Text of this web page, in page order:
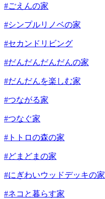
#ごえんの家
#シンプルリノベの家
#セカンドリビング
#だんだんだんだんの家
#だんだんを楽しむ家
#つながる家
#つなぐ家
#トトロの森の家
#どまどまの家
#にぎわいウッドデッキの家
#ネコと暮らす家